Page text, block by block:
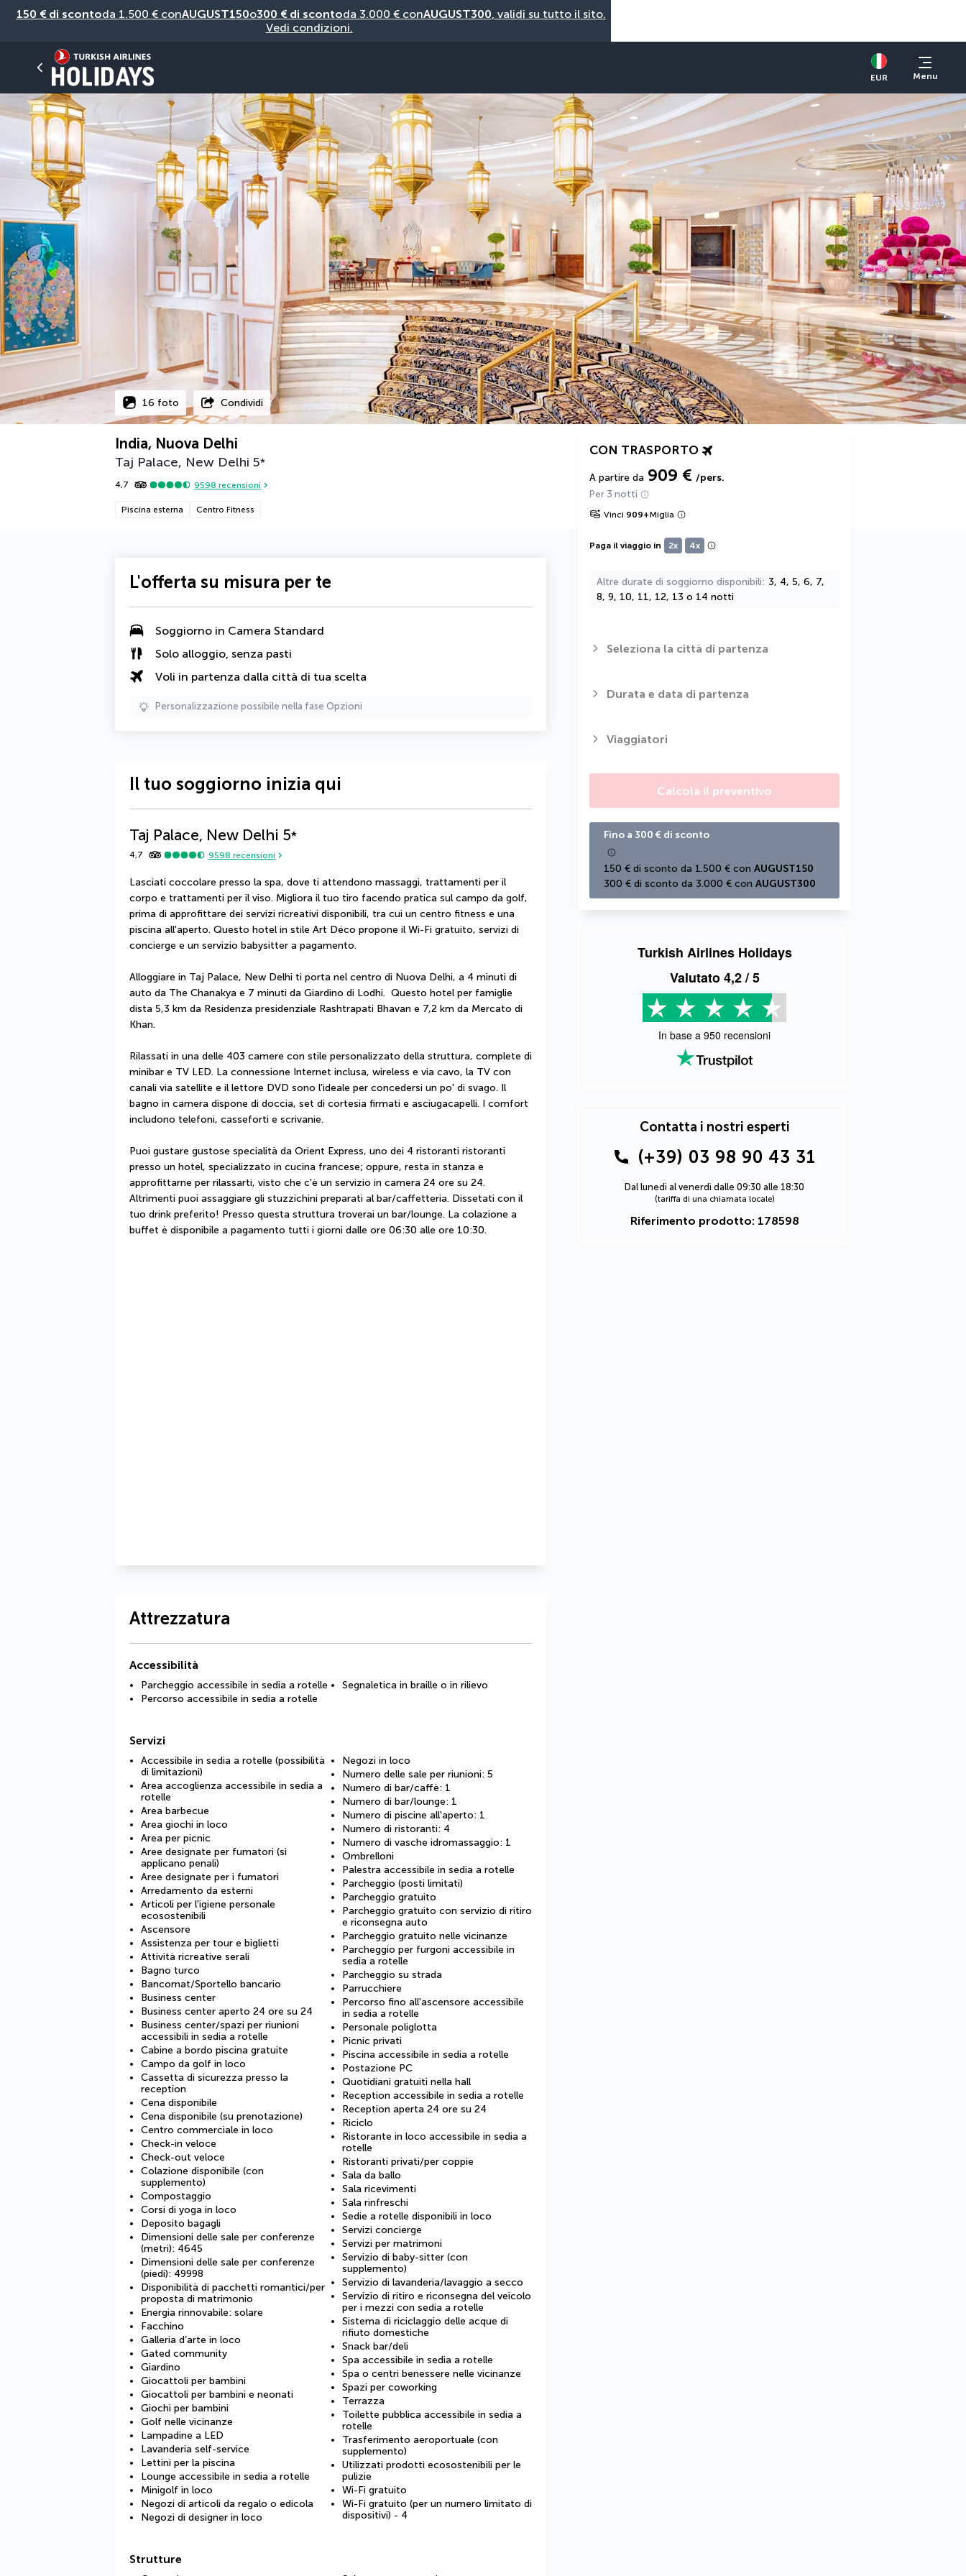
150 € di scontoda 1.500 € conAUGUST150o300 € di scontoda 3.000 € conAUGUST300, validi su tutto il sito.
Vedi condizioni.
EUR Menu
16 foto Condividi
India, Nuova Delhi
Taj Palace, New Delhi 5*
4,7 9598 recensioni
Piscina esterna Centro Fitness
CON TRASPORTO
A partire da 909 € /pers.
Per 3 notti
Vinci 909+Miglia
Paga il viaggio in 2x 4x
Altre durate di soggiorno disponibili 3, 4, 5, 6, 7,
8, 9, 10, 11, 12, 13 o 14 notti
Seleziona la città di partenza
Durata e data di partenza
Viaggiatori
Calcola il preventivo
Fino a 300 € di sconto
150 € di sconto da 1.500 € con AUGUST150
300 € di sconto da 3.000 € con AUGUST300
Turkish Airlines Holidays
Valutato4,2/ 5
In base a 950 recensioni
Contatta i nostri esperti
(+39) 03 98 90 43 31
Dal lunedì al venerdì dalle 09:30 alle 18:30
(tariffa di una chiamata locale)
Riferimento prodotto: 178598
L'offerta su misura per te
Soggiorno in Camera Standard
Solo alloggio, senza pasti
Voli in partenza dalla città di tua scelta
Personalizzazione possibile nella fase Opzioni
Il tuo soggiorno inizia qui
Taj Palace, New Delhi 5*
4,7 9598 recensioni
Lasciati coccolare presso la spa, dove ti attendono massaggi, trattamenti per il
corpo e trattamenti per il viso. Migliora il tuo tiro facendo pratica sul campo da golf,
prima di approfittare dei servizi ricreativi disponibili, tra cui un centro fitness e una
piscina all'aperto. Questo hotel in stile Art Déco propone il Wi-Fi gratuito, servizi di
concierge e un servizio babysitter a pagamento.
Alloggiare in Taj Palace, New Delhi ti porta nel centro di Nuova Delhi, a 4 minuti di
auto da The Chanakya e 7 minuti da Giardino di Lodhi.  Questo hotel per famiglie
dista 5,3 km da Residenza presidenziale Rashtrapati Bhavan e 7,2 km da Mercato di
Khan.
Rilassati in una delle 403 camere con stile personalizzato della struttura, complete di
minibar e TV LED. La connessione Internet inclusa, wireless e via cavo, la TV con
canali via satellite e il lettore DVD sono l'ideale per concedersi un po' di svago. Il
bagno in camera dispone di doccia, set di cortesia firmati e asciugacapelli. I comfort
includono telefoni, casseforti e scrivanie.
Puoi gustare gustose specialità da Orient Express, uno dei 4 ristoranti ristoranti
presso un hotel, specializzato in cucina francese; oppure, resta in stanza e
approfittarne per rilassarti, visto che c'è un servizio in camera 24 ore su 24.
Altrimenti puoi assaggiare gli stuzzichini preparati al bar/caffetteria. Dissetati con il
tuo drink preferito! Presso questa struttura troverai un bar/lounge. La colazione a
buffet è disponibile a pagamento tutti i giorni dalle ore 06:30 alle ore 10:30.
Attrezzatura
Accessibilità
Parcheggio accessibile in sedia a rotelle
Percorso accessibile in sedia a rotelle
Segnaletica in braille o in rilievo
Servizi
Accessibile in sedia a rotelle (possibilità
di limitazioni)
Area accoglienza accessibile in sedia a
rotelle
Area barbecue
Area giochi in loco
Area per picnic
Aree designate per fumatori (si
applicano penali)
Aree designate per i fumatori
Arredamento da esterni
Articoli per l'igiene personale
ecosostenibili
Ascensore
Assistenza per tour e biglietti
Attività ricreative serali
Bagno turco
Bancomat/Sportello bancario
Business center
Business center aperto 24 ore su 24
Business center/spazi per riunioni
accessibili in sedia a rotelle
Cabine a bordo piscina gratuite
Campo da golf in loco
Cassetta di sicurezza presso la
reception
Cena disponibile
Cena disponibile (su prenotazione)
Centro commerciale in loco
Check-in veloce
Check-out veloce
Colazione disponibile (con
supplemento)
Compostaggio
Corsi di yoga in loco
Deposito bagagli
Dimensioni delle sale per conferenze
(metri): 4645
Dimensioni delle sale per conferenze
(piedi): 49998
Disponibilità di pacchetti romantici/per
proposta di matrimonio
Energia rinnovabile: solare
Facchino
Galleria d’arte in loco
Gated community
Giardino
Giocattoli per bambini
Giocattoli per bambini e neonati
Giochi per bambini
Golf nelle vicinanze
Lampadine a LED
Lavanderia self-service
Lettini per la piscina
Lounge accessibile in sedia a rotelle
Minigolf in loco
Negozi di articoli da regalo o edicola
Negozi di designer in loco
Negozi in loco
Numero delle sale per riunioni: 5
Numero di bar/caffè: 1
Numero di bar/lounge: 1
Numero di piscine all'aperto: 1
Numero di ristoranti: 4
Numero di vasche idromassaggio: 1
Ombrelloni
Palestra accessibile in sedia a rotelle
Parcheggio (posti limitati)
Parcheggio gratuito
Parcheggio gratuito con servizio di ritiro
e riconsegna auto
Parcheggio gratuito nelle vicinanze
Parcheggio per furgoni accessibile in
sedia a rotelle
Parcheggio su strada
Parrucchiere
Percorso fino all'ascensore accessibile
in sedia a rotelle
Personale poliglotta
Picnic privati
Piscina accessibile in sedia a rotelle
Postazione PC
Quotidiani gratuiti nella hall
Reception accessibile in sedia a rotelle
Reception aperta 24 ore su 24
Riciclo
Ristorante in loco accessibile in sedia a
rotelle
Ristoranti privati/per coppie
Sala da ballo
Sala ricevimenti
Sala rinfreschi
Sedie a rotelle disponibili in loco
Servizi concierge
Servizi per matrimoni
Servizio di baby-sitter (con
supplemento)
Servizio di lavanderia/lavaggio a secco
Servizio di ritiro e riconsegna del veicolo
per i mezzi con sedia a rotelle
Sistema di riciclaggio delle acque di
rifiuto domestiche
Snack bar/deli
Spa accessibile in sedia a rotelle
Spa o centri benessere nelle vicinanze
Spazi per coworking
Terrazza
Toilette pubblica accessibile in sedia a
rotelle
Trasferimento aeroportuale (con
supplemento)
Utilizzati prodotti ecosostenibili per le
pulizie
Wi-Fi gratuito
Wi-Fi gratuito (per un numero limitato di
dispositivi) - 4
Strutture